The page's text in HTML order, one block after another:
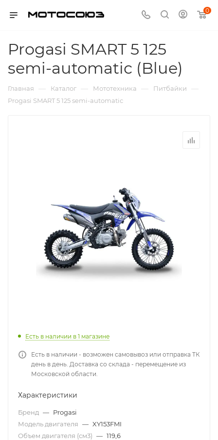
0
Progasi SMART 5 125
semi-automatiс (Blue)
Главная — Каталог — Мототехника — Питбайки —
Progasi SMART 5 125 semi-automatiс
Есть в наличии в 1 магазине
Есть в наличии - возможен самовывоз или отправка ТК
день в день. Доставка со склада - перемещение из
Московской области.
Характеристики
Бренд — Progasi
Модель двигателя — XY153FMI
Объем двигателя (см3) — 119,6